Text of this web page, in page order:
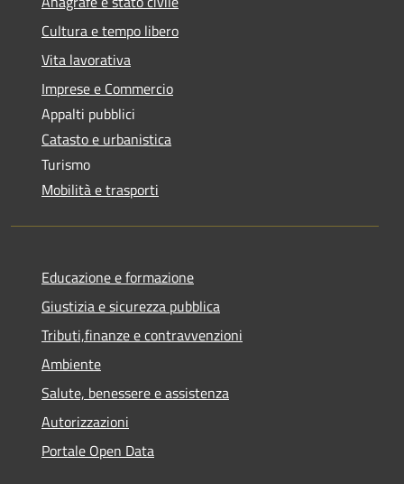
Cultura e tempo libero
Vita lavorativa
Imprese e Commercio
Appalti pubblici
Catasto e urbanistica
Turismo
Mobilità e trasporti
Educazione e formazione
Giustizia e sicurezza pubblica
Tributi,finanze e contravvenzioni
Ambiente
Salute, benessere e assistenza
Autorizzazioni
Portale Open Data